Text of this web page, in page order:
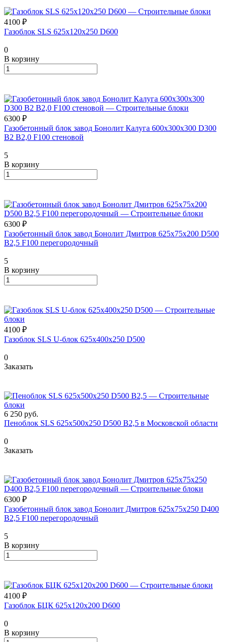
4100 ₽
Газоблок SLS 625х120х250 D600
0
В корзину
6300 ₽
Газобетонный блок завод Бонолит Калуга 600х300х300 D300
B2 B2,0 F100 стеновой
5
В корзину
6300 ₽
Газобетонный блок завод Бонолит Дмитров 625х75х200 D500
В2,5 F100 перегородочный
5
В корзину
4100 ₽
Газоблок SLS U-блок 625х400х250 D500
0
Заказать
6 250 руб.
Пеноблок SLS 625х500х250 D500 В2,5 в Московской области
0
Заказать
6300 ₽
Газобетонный блок завод Бонолит Дмитров 625х75х250 D400
В2,5 F100 перегородочный
5
В корзину
4100 ₽
Газоблок БЦК 625х120х200 D600
0
В корзину